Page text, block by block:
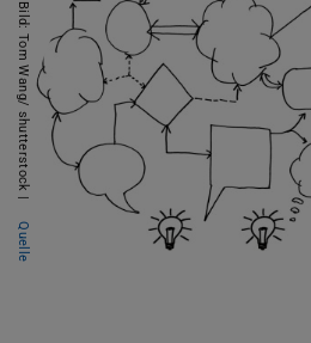
Bild: Tom Wang/ shutterstock |
Quelle